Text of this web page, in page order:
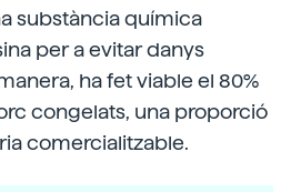
substància química
per a evitar danys
ha fet viable el 80%
congelats, una proporció
comercialitzable.